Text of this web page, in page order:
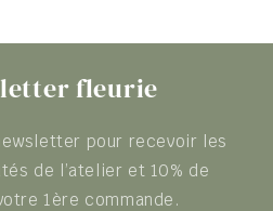
fleurie
pour recevoir les
de l’atelier et 10% de
1ère commande.